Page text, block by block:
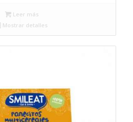
Leer más
Mostrar detalles